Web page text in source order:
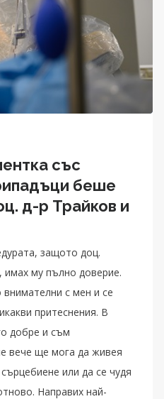
със
беше
д-р Трайков и
защото доц.
имах му пълно доверие.
с мен и се
притеснения. В
добре и съм
вече ще мога да живея
или да се чудя
Направих най-